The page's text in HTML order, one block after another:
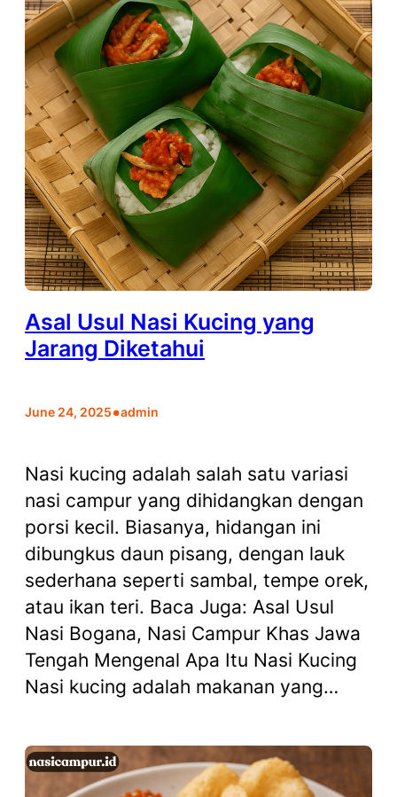
Asal Usul Nasi Kucing yang
Jarang Diketahui
June 24, 2025•admin
Nasi kucing adalah salah satu variasi
nasi campur yang dihidangkan dengan
porsi kecil. Biasanya, hidangan ini
dibungkus daun pisang, dengan lauk
sederhana seperti sambal, tempe orek,
atau ikan teri. Baca Juga: Asal Usul
Nasi Bogana, Nasi Campur Khas Jawa
Tengah Mengenal Apa Itu Nasi Kucing
Nasi kucing adalah makanan yang…